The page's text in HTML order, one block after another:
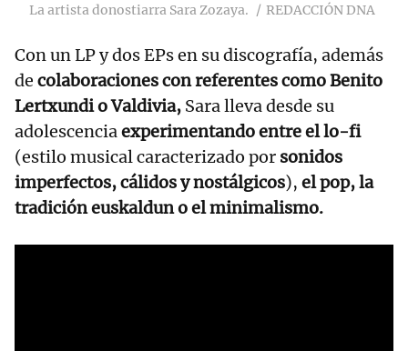
La artista donostiarra Sara Zozaya. REDACCIÓN DNA
Con un LP y dos EPs en su discografía, además
de colaboraciones con referentes como Benito
Lertxundi o Valdivia, Sara lleva desde su
adolescenciaexperimentando entre el lo-fi
(estilo musical caracterizado por sonidos
imperfectos, cálidos y nostálgicos), el pop, la
tradición euskaldun o el minimalismo.